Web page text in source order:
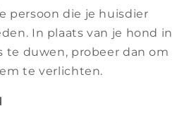
persoon die je huisdier
In plaats van je hond in
te duwen, probeer dan om
te verlichten.